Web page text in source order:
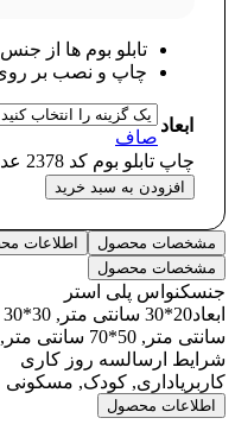
تابلو بوم ها از
چاپ و نصب بر
ابعاد
صاف
چاپ تابلو بوم کد 2378 عدد
افزودن به سبد خرید
مشخصات محصول اطلاعات
مشخصات محصول
جنسکنواس پلی استر
ابعاد
سانتی متر, 50*70 سانتی متر, 70*100 سانتی متر
شرایط ارسالسه روز کاری
کاربریاداری, کودک, مسکونی
اطلاعات محصول